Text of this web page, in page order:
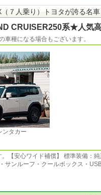
７人乗り）トヨタが誇る名
CRUISER250系★人気
種になる場合もございます。
ンタカー
【安心ワイド補償】 標準装備：
サンルーフ・クールボックス・